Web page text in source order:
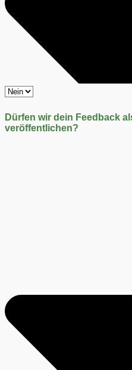
Dürfen wir dein Feedback
veröffentlichen?